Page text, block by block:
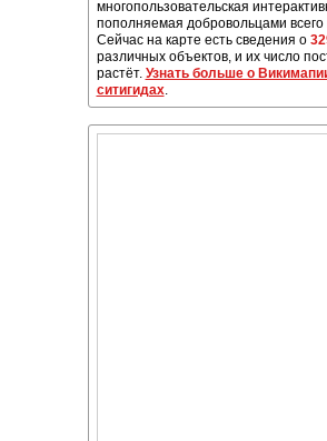
многопользовательская
пополняемая добровольцами
Сейчас на карте есть сведения о
различных объектов, и их число
растёт. Узнать больше о
ситигидах.